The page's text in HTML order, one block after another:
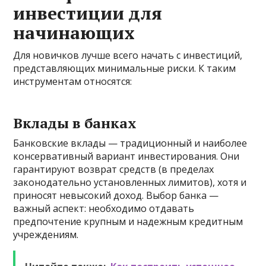
инвестиции для
начинающих
Для новичков лучше всего начать с инвестиций,
представляющих минимальные риски. К таким
инструментам относятся:
Вклады в банках
Банковские вклады — традиционный и наиболее
консервативный вариант инвестирования. Они
гарантируют возврат средств (в пределах
законодательно установленных лимитов), хотя и
приносят невысокий доход. Выбор банка —
важный аспект: необходимо отдавать
предпочтение крупным и надежным кредитным
учреждениям.